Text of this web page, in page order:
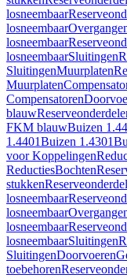
losneembaar
losneembaar
losneembaar
losneembaarSluitingen
SluitingenMuurplaten
Muurplaten
Compensatoren
blauw
FKM blauwBuizen
1.4401Buizen 1.4301
voor Koppelingen
ReductiesBochten
stukken
losneembaar
losneembaar
losneembaar
losneembaarSluitingen
SluitingenDoorvoeren
toebehoren